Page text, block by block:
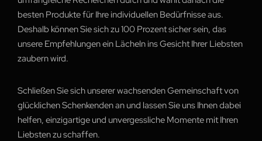
besten Produkte für Ihre individuellen Bedürfnisse aus.
Deshalb können Sie sich zu 100 Prozent sicher sein, das
unsere Empfehlungen ein Lächeln ins Gesicht Ihrer Liebsten
zaubern wird.
Schließen Sie sich unserer wachsenden Gemeinschaft von
glücklichen Schenkenden an und lassen Sie uns Ihnen dabei
helfen, einzigartige und unvergessliche Momente mit Ihren
Liebsten zu schaffen.